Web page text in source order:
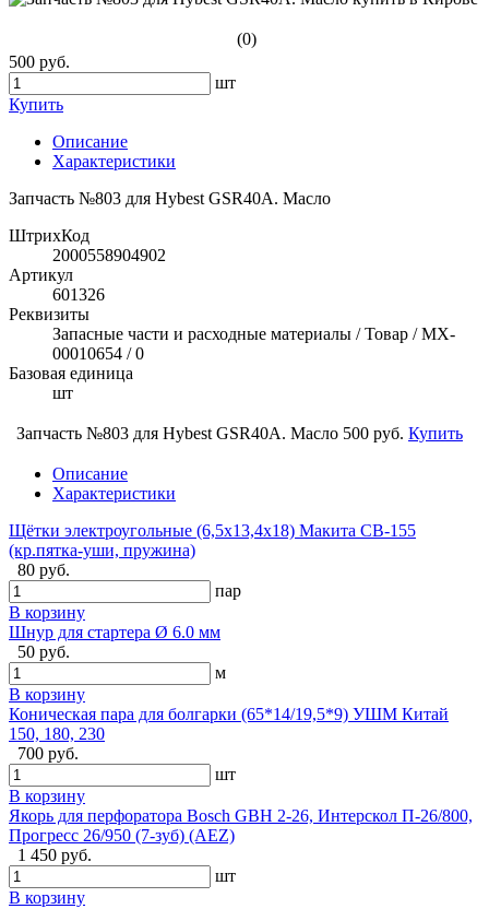
(0)
500 руб.
шт
Купить
Описание
Характеристики
Запчасть №803 для Hybest GSR40A. Масло
ШтрихКод
2000558904902
Артикул
601326
Реквизиты
Запасные части и расходные материалы / Товар / MX-
00010654 / 0
Базовая единица
шт
Запчасть №803 для Hybest GSR40A. Масло 500 руб. Купить
Описание
Характеристики
Щётки электроугольные (6,5х13,4х18) Макита CB-155
(кр.пятка-уши, пружина)
80 руб.
пар
В корзину
Шнур для стартера Ø 6.0 мм
50 руб.
м
В корзину
Коническая пара для болгарки (65*14/19,5*9) УШМ Китай
150, 180, 230
700 руб.
шт
В корзину
Якорь для перфоратора Bosch GBH 2-26, Интерскол П-26/800,
Прогресс 26/950 (7-зуб) (AEZ)
1 450 руб.
шт
В корзину